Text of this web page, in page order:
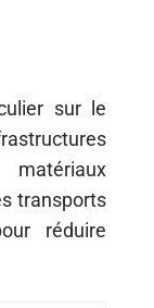
sur le
transports
réduire